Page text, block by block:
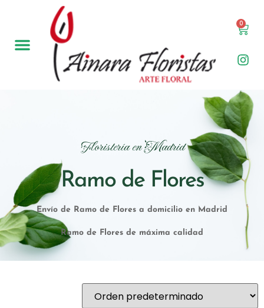
0
Floristería en Madrid
Ramo de Flores
Envío de Ramo de Flores a domicilio en Madrid
Ramo de Flores de máxima calidad